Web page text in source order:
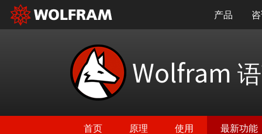
产品
Wolfram
首页 原理 使用 最新功能